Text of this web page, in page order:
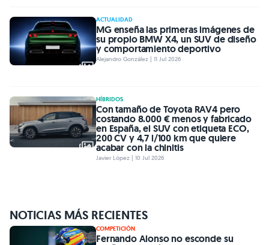
ACTUALIDAD
MG enseña las primeras imágenes de
su propio BMW X4, un SUV de diseño
y comportamiento deportivo
Alejandro González | 11 Jul 2026
HÍBRIDOS
Con tamaño de Toyota RAV4 pero
costando 8.000 € menos y fabricado
en España, el SUV con etiqueta ECO,
200 CV y 4,7 l/100 km que quiere
acabar con la chinitis
Javier López | 10 Jul 2026
NOTICIAS MÁS RECIENTES
COMPETICIÓN
Fernando Alonso no esconde su